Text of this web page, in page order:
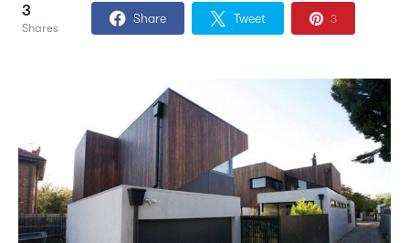
3
Shares
Share Tweet 3